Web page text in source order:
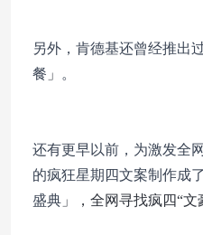
另外，肯德基还曾经推出
餐 」 。
还有更早以前，为激发全
的疯狂星期四文案制作成
盛典 」，全网寻找疯四“文